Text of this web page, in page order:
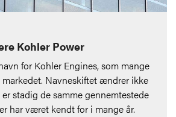
Kohler Power
for Kohler Engines, som mange
markedet. Navneskiftet ændrer ikke
stadig de samme gennemtestede
har været kendt for i mange år.